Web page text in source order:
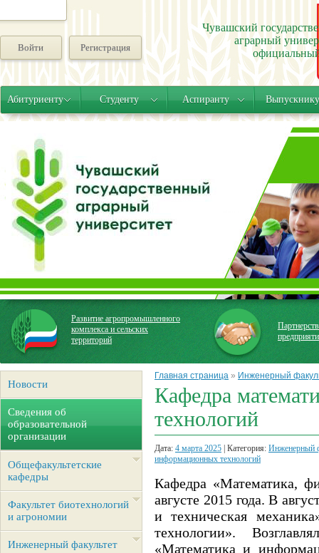
Войти Регистрация
Чувашский
аграрный
Абитуриенту Студенту Аспиранту
Развитие агропромышленного
комплекса и сельских
территорий
Новости
Сведения об
образовательной
организации
Общефакультетские
кафедры
Факультет биотехнологий
и агрономии
Инженерный факультет
Главная страница » Инженерный
Кафедра
технологий
Дата: 4 марта 2025 | Категория: Инженерный
информационных технологий
Кафедра «Математика,
августе 2015 года. В
и техническая
технологии».
«Математика и